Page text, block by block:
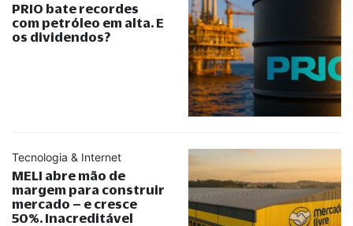
PRIO bate recordes
com petróleo em alta. E
os dividendos?
Tecnologia & Internet
MELI abre mão de
margem para construir
mercado – e cresce
50%. Inacreditável